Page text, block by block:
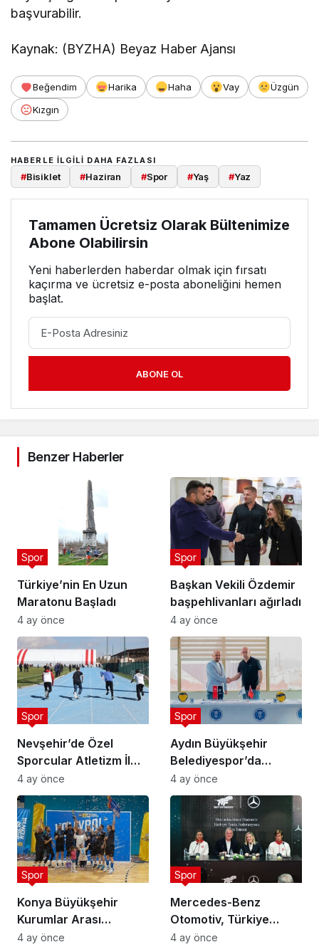
başvurabilir.
Kaynak: (BYZHA) Beyaz Haber Ajansı
Beğendim Harika Haha Vay
Üzgün
Kızgın
HABERLE ILGILI DAHA FAZLASI
#Bisiklet #Haziran #Spor #Yaş #Yaz
Tamamen Ücretsiz Olarak Bültenimize
Abone Olabilirsin
Yeni haberlerden haberdar olmak için fırsatı
kaçırma ve ücretsiz e-posta aboneliğini hemen
başlat.
ABONE OL
Benzer Haberler
Türkiye’nin En Uzun
Maratonu Başladı
Spor
4 ay önce
Başkan Vekili Özdemir
başpehlivanları ağırladı
Spor
4 ay önce
Nevşehir’de Özel
Sporcular Atletizm İl
Şampiyonası
Düzenlendi
Spor
4 ay önce
Aydın Büyükşehir
Belediyespor’da
Ataman Güneyligil
Dönemi
Spor
4 ay önce
Konya Büyükşehir
Kurumlar Arası
Voleybol Turnuvası
Spor
4 ay önce
Mercedes-Benz
Otomotiv, Türkiye
Tenis Federasyonu’nun
Spor
4 ay önce